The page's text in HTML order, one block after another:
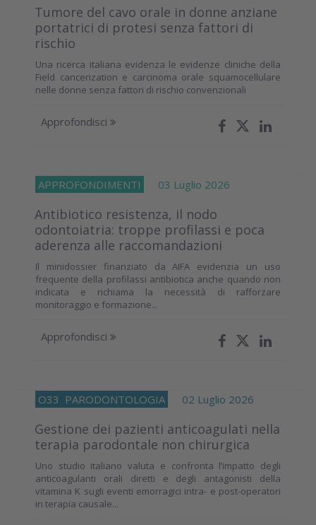
Tumore del cavo orale in donne anziane
portatrici di protesi senza fattori di
rischio
Una ricerca italiana evidenza le evidenze cliniche della
Field cancerization e carcinoma orale squamocellulare
nelle donne senza fattori di rischio convenzionali
Approfondisci
APPROFONDIMENTI 03 Luglio 2026
Antibiotico resistenza, il nodo
odontoiatria: troppe profilassi e poca
aderenza alle raccomandazioni
Il minidossier finanziato da AIFA evidenzia un uso
frequente della profilassi antibiotica anche quando non
indicata e richiama la necessità di rafforzare
monitoraggio e formazione...
Approfondisci
O33 PARODONTOLOGIA 02 Luglio 2026
Gestione dei pazienti anticoagulati nella
terapia parodontale non chirurgica
Uno studio italiano valuta e confronta l’impatto degli
anticoagulanti orali diretti e degli antagonisti della
vitamina K sugli eventi emorragici intra- e post-operatori
in terapia causale...